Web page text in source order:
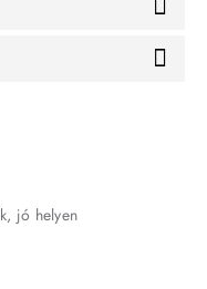
jó helyen